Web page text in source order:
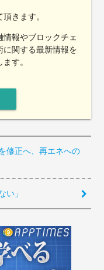
きます。
報やブロックチェ
に関する最新情報を
す。
修正へ、再エネへの
い」